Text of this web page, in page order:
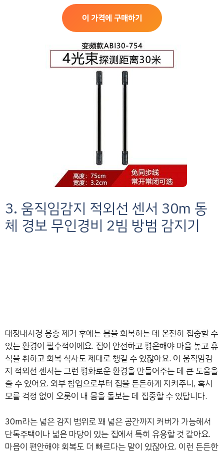
이 가격에 구매하기
3. 움직임감지 적외선 센서 30m 동
체 경보 무인경비 2빔 방범 감지기
대장내시경 용종 제거 후에는 몸을 회복하는 데 온전히 집중할 수
있는 환경이 필수적이에요. 집이 안전하고 평온해야 마음 놓고 휴
식을 취하고 회복 식사도 제대로 챙길 수 있잖아요. 이 움직임감
지 적외선 센서는 그런 평화로운 환경을 만들어주는 데 큰 도움을
줄 수 있어요. 외부 침입으로부터 집을 든든하게 지켜주니, 혹시
모를 걱정 없이 오롯이 내 몸을 돌보는 데 집중할 수 있답니다.
30m라는 넓은 감지 범위로 꽤 넓은 공간까지 커버가 가능해서
단독주택이나 넓은 마당이 있는 집에서 특히 유용할 것 같아요.
마음이 편안해야 회복도 더 빠르다는 말이 있잖아요. 이런 든든한